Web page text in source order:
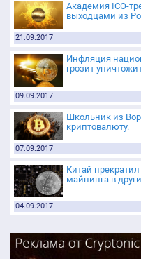
Академия ICO-
выходцами из
21.09.2017
Инфляция
грозит
09.09.2017
Школьник из
криптовалюту.
07.09.2017
Китай
майнинга в
04.09.2017